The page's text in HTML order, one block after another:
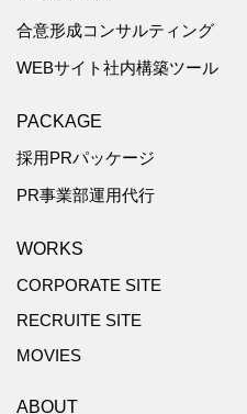
合意形成コンサルティング
WEBサイト社内構築ツール
PACKAGE
採用PRパッケージ
PR事業部運用代行
WORKS
CORPORATE SITE
RECRUITE SITE
MOVIES
ABOUT